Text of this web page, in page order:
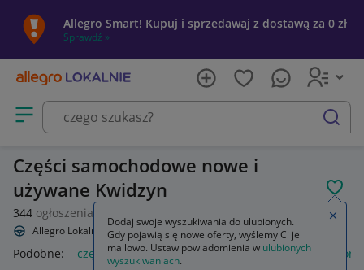
Allegro Smart! Kupuj i sprzedawaj z dostawą za 0 zł
Sprawdź »
Otwórz menu z kategoriami
szukaj
Części samochodowe nowe i
używane Kwidzyn
344 ogłoszenia
Allegro Lokalnie Motoryzacja Części samochodowe
Podobne: części samochodowe części samochodowe
Dodaj swoje wyszukiwania do ulubionych.
Gdy pojawią się nowe oferty, wyślemy Ci je
mailowo. Ustaw powiadomienia w ulubionych
wyszukiwaniach.